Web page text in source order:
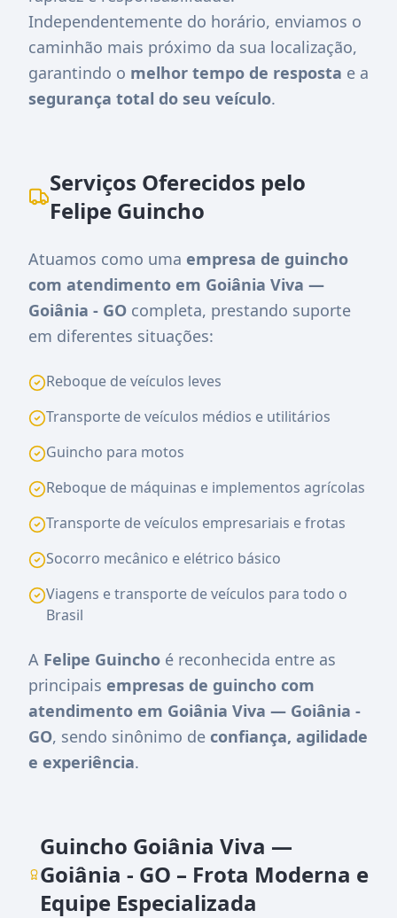
Independentemente do horário, enviamos o
caminhão mais próximo da sua localização,
garantindo o melhor tempo de resposta e a
segurança total do seu veículo.
Serviços Oferecidos pelo
Felipe Guincho
Atuamos como uma empresa de guincho
com atendimento em Goiânia Viva —
Goiânia - GO completa, prestando suporte
em diferentes situações:
Reboque de veículos leves
Transporte de veículos médios e utilitários
Guincho para motos
Reboque de máquinas e implementos agrícolas
Transporte de veículos empresariais e frotas
Socorro mecânico e elétrico básico
Viagens e transporte de veículos para todo o
Brasil
A Felipe Guincho é reconhecida entre as
principais empresas de guincho com
atendimento em Goiânia Viva — Goiânia -
GO, sendo sinônimo de confiança, agilidade
e experiência.
Guincho Goiânia Viva —
Goiânia - GO – Frota Moderna e
Equipe Especializada